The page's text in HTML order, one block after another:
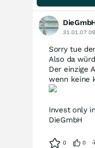
31.01.07
Sorry tue
Also da
Der einzige
wenn keine
Invest only
DieGmbH
0 0